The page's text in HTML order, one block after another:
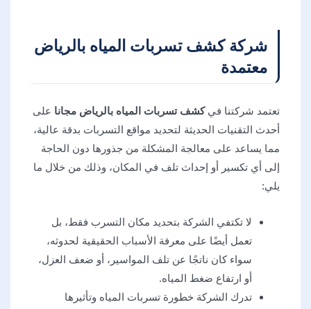
شركة كشف تسربات المياه بالرياض
معتمدة
تعتمد شركتنا فيكشف تسربات المياه بالرياض مجانا على
أحدث التقنيات الحديثة لتحديد مواقع التسربات بدقة عالية،
مما يساعد على معالجة المشكلة من جذورها دون الحاجة
إلى أي تكسير أو إحداث تلف في المكان، وذلك من خلال ما
يلي:
لا تكتفي الشركة بتحديد مكان التسرب فقط، بل
تعمل أيضًا على معرفة الأسباب الحقيقية لحدوثه،
سواء كان ناتجًا عن تلف المواسير، أو ضعف العزل،
أو ارتفاع ضغط المياه.
تدرك الشركة خطورة تسربات المياه وتأثيرها